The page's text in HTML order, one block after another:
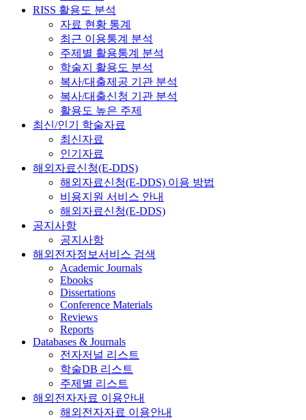
RISS 활용도 분석
자료 현황 통계
최근 이용통계 분석
주제별 활용통계 분석
학술지 활용도 분석
복사/대출제공 기관 분석
복사/대출신청 기관 분석
활용도 높은 주제
최신/인기 학술자료
최신자료
인기자료
해외자료신청(E-DDS)
해외자료신청(E-DDS) 이용 방법
비용지원 서비스 안내
해외자료신청(E-DDS)
공지사항
공지사항
해외전자정보서비스 검색
Academic Journals
Ebooks
Dissertations
Conference Materials
Reviews
Reports
Databases & Journals
전자저널 리스트
학술DB 리스트
주제별 리스트
해외전자자료 이용안내
해외전자자료 이용안내